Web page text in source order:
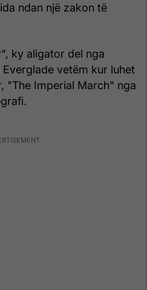
ndan një zakon të
ky aligator del nga
vetëm kur luhet
"The Imperial March" nga